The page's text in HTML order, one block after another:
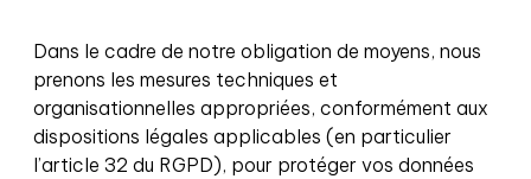
Dans le cadre de notre obligation de moyens, nous
prenons les mesures techniques et
organisationnelles appropriées, conformément aux
dispositions légales applicables (en particulier
l’article 32 du RGPD), pour protéger vos données